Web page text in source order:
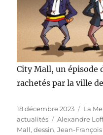
City Mall, un épisode
rachetés par la ville
Publié
le
18 décembre 2023 La
actualités
Étiquettes
Alexandre
Mall,dessin,Jean-